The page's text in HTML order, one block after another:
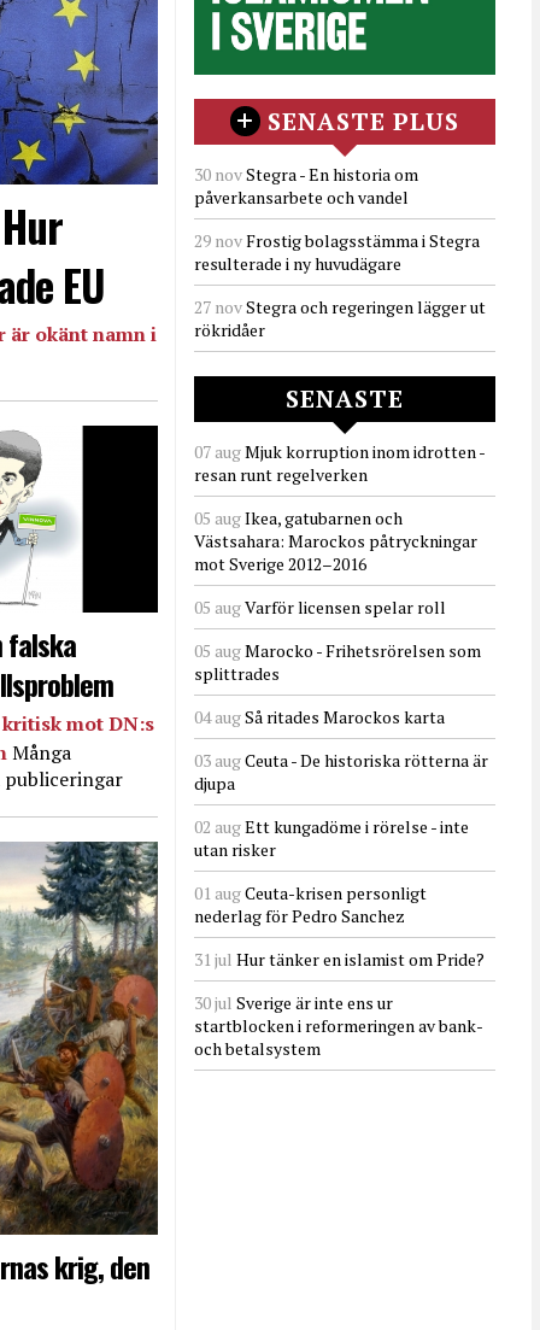
EU
är okänt namn i
falska
kritisk mot DN:s
Många
publiceringar
krig, den
SENASTE PLUS
30 novStegra - En historia om
påverkansarbete och vandel
29 novFrostig bolagsstämma i Stegra
resulterade i ny huvudägare
27 novStegra och regeringen lägger ut
rökridåer
SENASTE
07 augMjuk korruption inom idrotten -
resan runt regelverken
05 augIkea, gatubarnen och
Västsahara: Marockos påtryckningar
mot Sverige 2012–2016
05 augVarför licensen spelar roll
05 augMarocko - Frihetsrörelsen som
splittrades
04 augSå ritades Marockos karta
03 augCeuta - De historiska rötterna är
djupa
02 augEtt kungadöme i rörelse - inte
utan risker
01 augCeuta-krisen personligt
nederlag för Pedro Sanchez
31 jul Hur tänker en islamist om Pride?
30 jul Sverige är inte ens ur
startblocken i reformeringen av bank-
och betalsystem